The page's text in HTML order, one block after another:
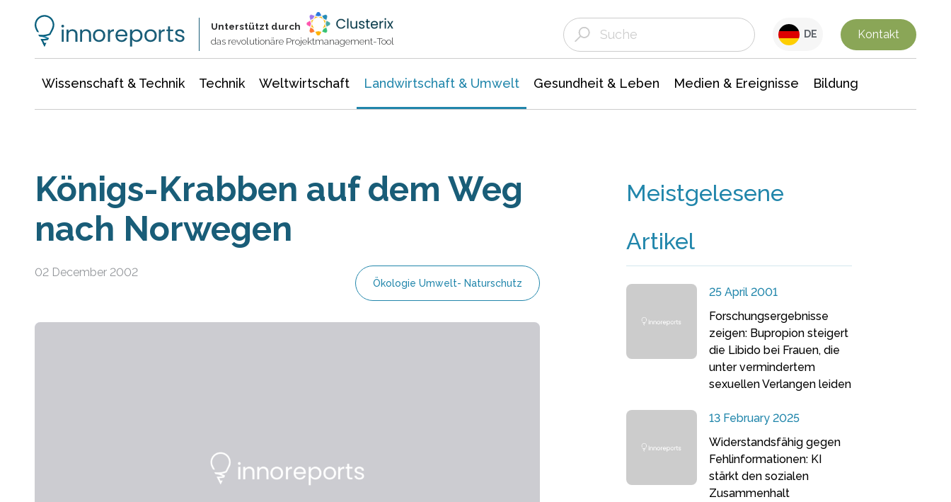
Unterstützt durch
das revolutionäre Projektmanagement-Tool
DE Kontakt
Wissenschaft & Technik Technik Weltwirtschaft Landwirtschaft & Umwelt Gesundheit & Leben Medien & Ereignisse Bildung
Königs-Krabben auf dem Weg
nach Norwegen
02 December 2002
Ökologie Umwelt- Naturschutz
Meistgelesene
Artikel
25 April 2001
Forschungsergebnisse
zeigen: Bupropion steigert
die Libido bei Frauen, die
unter vermindertem
sexuellen Verlangen leiden
13 February 2025
Widerstandsfähig gegen
Fehlinformationen: KI
stärkt den sozialen
Zusammenhalt